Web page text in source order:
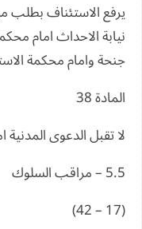
يرفع الاستئناف بطلب
نيابة الاحداث امام
جنحة وامام محكمة
المادة 38
لا تقبل الدعوى
5.5 – مراقب السلوك
(17 – 42)